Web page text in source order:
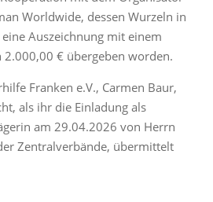
Worldwide, dessen Wurzeln in
Auszeichnung mit einem
2.000,00 € übergeben worden.
Franken e.V., Carmen Baur,
als ihr die Einladung als
am 29.04.2026 von Herrn
Zentralverbände, übermittelt